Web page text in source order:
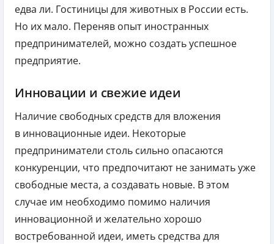
едва ли. Гостиницы для животных в России есть.
Но их мало. Переняв опыт иностранных
предпринимателей, можно создать успешное
предприятие.
Инновации и свежие идеи
Наличие свободных средств для вложения
в инновационные идеи. Некоторые
предприниматели столь сильно опасаются
конкуренции, что предпочитают не занимать уже
свободные места, а создавать новые. В этом
случае им необходимо помимо наличия
инновационной и желательно хорошо
востребованной идеи, иметь средства для